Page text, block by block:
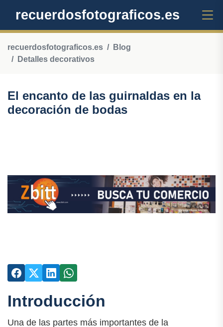
recuerdosfotograficos.es
recuerdosfotograficos.es
Blog
Detalles decorativos
El encanto de las guirnaldas en la
decoración de bodas
Introducción
Una de las partes más importantes de la